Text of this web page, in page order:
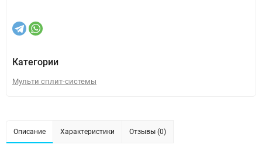
Категории
Мульти сплит-системы
Описание Характеристики Отзывы (0)